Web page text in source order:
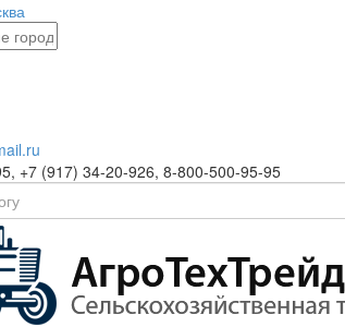
+7 (917) 34-20-926, 8-800-500-95-95